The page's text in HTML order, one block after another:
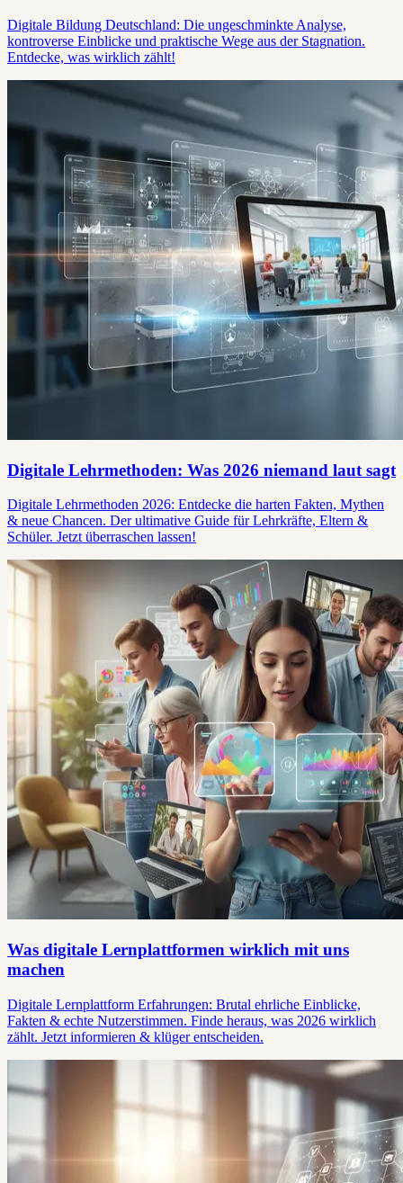
Digitale Bildung Deutschland: Die ungeschminkte Analyse,
kontroverse Einblicke und praktische Wege aus der Stagnation.
Entdecke, was wirklich zählt!
Digitale Lehrmethoden: Was 2026 niemand laut sagt
Digitale Lehrmethoden 2026: Entdecke die harten Fakten, Mythen
& neue Chancen. Der ultimative Guide für Lehrkräfte, Eltern &
Schüler. Jetzt überraschen lassen!
Was digitale Lernplattformen wirklich mit uns
machen
Digitale Lernplattform Erfahrungen: Brutal ehrliche Einblicke,
Fakten & echte Nutzerstimmen. Finde heraus, was 2026 wirklich
zählt. Jetzt informieren & klüger entscheiden.